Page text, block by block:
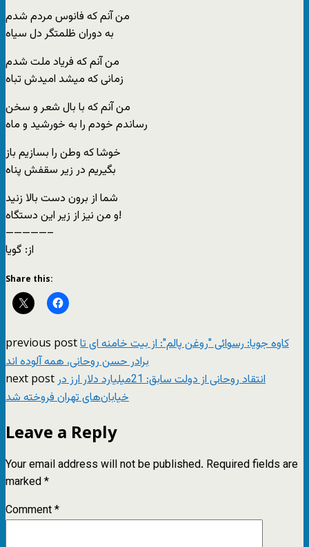
من آنم که فانوس مردم شدم
به دوران ظلمتگر دل سیاه
من آنم که فریاد ملت شدم
زمانی که میشد امیدش تباه
من آنم که با بال شعر و سخن
رساندم خودم را به خورشید و ماه
خوشا که وطن را بسازیم باز
بگیریم در زیر سقفش پناه
شما از برون دست بالا زنید
و من نیز از زیر این دستگاه!
—————–
از: گويا
Share this:
previous postﮐﺎوه ﺟﻮﯾﺎ: رسوائی "روغن پالم": از بيت خامنه ای ﺗﺎ
برادر حسن روحانی، همه آلوده اند
next post انتقاد روحانی از دولت سابق: 21میلیارد دلار ارز در
خیابان‌های تهران فروخته شد
Leave a Reply
Your email address will not be published. Required fields are
marked*
Comment*